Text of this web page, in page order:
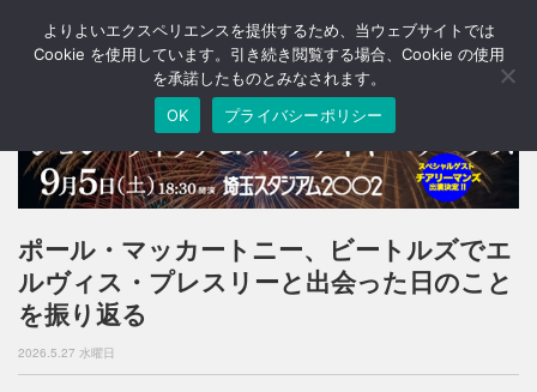
T
o
a
v
g
a
n
ポール・マッカートニー、ビートルズでエ
ルヴィス・プレスリーと出会った日のこと
を振り返る
2026.5.27 水曜日
よりよいエクスペリエンスを提供するため、当ウェブサイトでは
Cookie を使用しています。引き続き閲覧する場合、Cookie の使用
を承諾したものとみなされます。
OK
プライバシーポリシー